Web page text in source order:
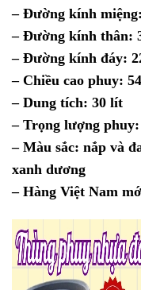
– Đường kính
– Đường kính thân:
– Đường kính đáy:
– Chiều cao phuy:
– Dung tích: 30 lít
– Trọng lượng
– Màu sắc: nắp và
xanh dương
– Hàng Việt Nam